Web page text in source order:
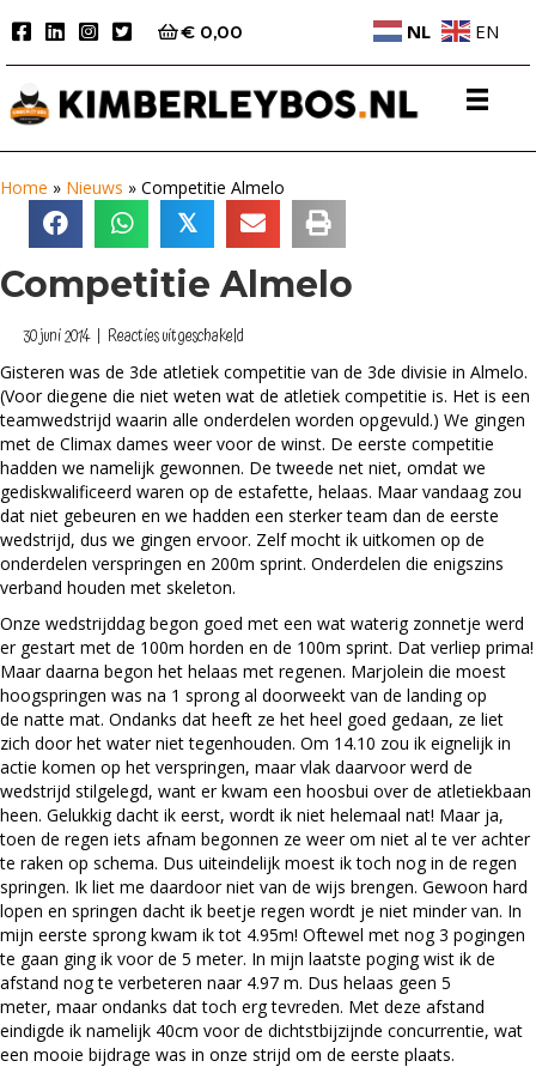
€ 0,00 NL EN
Home » Nieuws » Competitie Almelo
𝕏
Competitie Almelo
30 juni 2014 | Reacties uitgeschakeld
Almelo
Gisteren was de 3de atletiek competitie van de 3de divisie in Almelo.
(Voor diegene die niet weten wat de atletiek competitie is. Het is een
teamwedstrijd waarin alle onderdelen worden opgevuld.) We gingen
met de Climax dames weer voor de winst. De eerste competitie
hadden we namelijk gewonnen. De tweede net niet, omdat we
gediskwalificeerd waren op de estafette, helaas. Maar vandaag zou
dat niet gebeuren en we hadden een sterker team dan de eerste
wedstrijd, dus we gingen ervoor. Zelf mocht ik uitkomen op de
onderdelen verspringen en 200m sprint. Onderdelen die enigszins
verband houden met skeleton.
Onze wedstrijddag begon goed met een wat waterig zonnetje werd
er gestart met de 100m horden en de 100m sprint. Dat verliep prima!
Maar daarna begon het helaas met regenen. Marjolein die moest
hoogspringen was na 1 sprong al doorweekt van de landing op
de natte mat. Ondanks dat heeft ze het heel goed gedaan, ze liet
zich door het water niet tegenhouden. Om 14.10 zou ik eignelijk in
actie komen op het verspringen, maar vlak daarvoor werd de
wedstrijd stilgelegd, want er kwam een hoosbui over de atletiekbaan
heen. Gelukkig dacht ik eerst, wordt ik niet helemaal nat! Maar ja,
toen de regen iets afnam begonnen ze weer om niet al te ver achter
te raken op schema. Dus uiteindelijk moest ik toch nog in de regen
springen. Ik liet me daardoor niet van de wijs brengen. Gewoon hard
lopen en springen dacht ik beetje regen wordt je niet minder van. In
mijn eerste sprong kwam ik tot 4.95m! Oftewel met nog 3 pogingen
te gaan ging ik voor de 5 meter. In mijn laatste poging wist ik de
afstand nog te verbeteren naar 4.97 m. Dus helaas geen 5
meter, maar ondanks dat toch erg tevreden. Met deze afstand
eindigde ik namelijk 40cm voor de dichtstbijzijnde concurrentie, wat
een mooie bijdrage was in onze strijd om de eerste plaats.